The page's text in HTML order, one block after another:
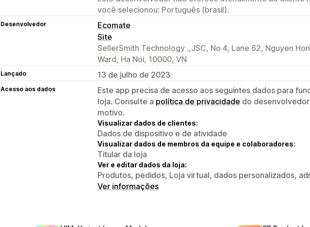
você selecionou: Português (brasil).
Desenvolvedor
Ecomate
Site
SellerSmith Technology .,JSC, No 4, Lane 62, Nguyen
Ward, Ha Noi, 10000, VN
Lançado 13 de julho de 2023
Acesso aos dados
Este app precisa de acesso aos seguintes dados para
loja. Consulte a política de privacidade do
motivo.
Visualizar dados de clientes:
Dados de dispositivo e de atividade
Visualizar dados de membros da equipe e colaboradores:
Titular da loja
Ver e editar dados da loja:
Produtos, pedidos, Loja virtual, dados personalizados,
Ver informações